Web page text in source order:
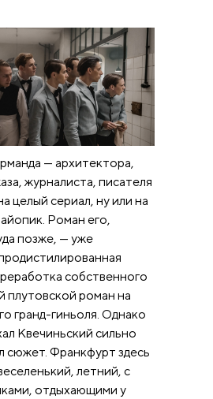
— архитектора,
журналиста, писателя
целый сериал, ну или на
Роман его,
позже, — уже
собственного
плутовской роман на
гранд-гиньоля. Однако
Квечиньский сильно
сюжет. Франкфурт здесь
летний, с
отдыхающими у